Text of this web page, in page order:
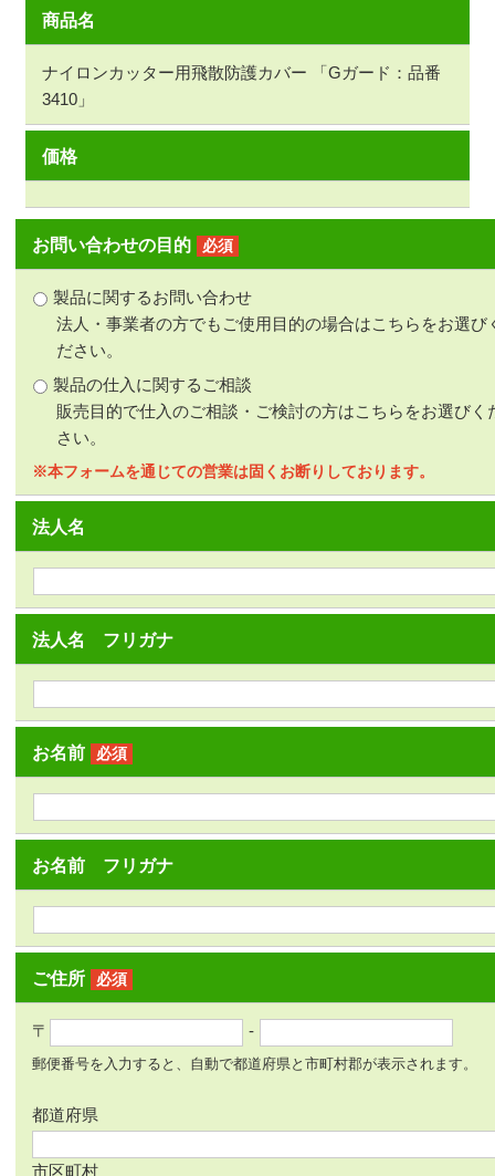
商品名
ナイロンカッター用飛散防護カバー 「Gガード：品番
3410」
価格
お問い合わせの目的 必須
製品に関するお問い合わせ
法人・事業者の方でもご使用目的の場合はこちらをお選び
ださい。
製品の仕入に関するご相談
販売目的で仕入のご相談・ご検討の方はこちらをお選びく
さい。
※本フォームを通じての営業は固くお断りしております。
法人名
法人名 フリガナ
お名前 必須
お名前 フリガナ
ご住所 必須
〒 -
郵便番号を入力すると、自動で都道府県と市町村郡が表示されます。
都道府県
市区町村